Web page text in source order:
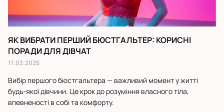
ЯК ВИБРАТИ ПЕРШИЙ БЮСТГАЛЬТЕР: КОРИСНІ
ПОРАДИ ДЛЯ ДІВЧАТ
17.03.2025
Вибір першого бюстгальтера — важливий момент у житті
будь-якої дівчини. Це крок до розуміння власного тіла,
впевненості в собі та комфорту.